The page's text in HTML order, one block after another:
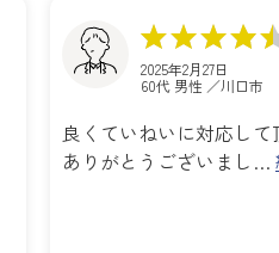
2025年2月27日
60代 男性 ／川口市
良くていねいに対応し
ありがとうございまし…